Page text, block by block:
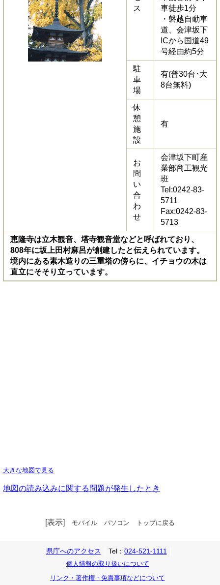
ス
車徒歩1分
・磐越自動車
道、会津坂下
ICから国道49
号経由約5分
駐
車
場
有(普30台･大
8台無料)
休
憩
施
設
有
お
問
い
合
わ
せ
会津坂下町産
業部商工観光
班
Tel:0242-83-
5711
Fax:0242-83-
5713
恵隆寺は立木観音、塔寺観音堂などと呼ばれており、
808年に坂上田村麻呂が創建したと伝えられています。
境内にある素木造りの三重塔の傍らに、イチョウの木は
直立にそそり立っています。
大きな地図で見る
地図の読み込みに関する問題が発生したとき
[表示] モバイル パソコン トップに戻る
県庁へのアクセス Tel： 024-521-1111
個人情報の取り扱いについて
リンク・著作権・免責事項などについて